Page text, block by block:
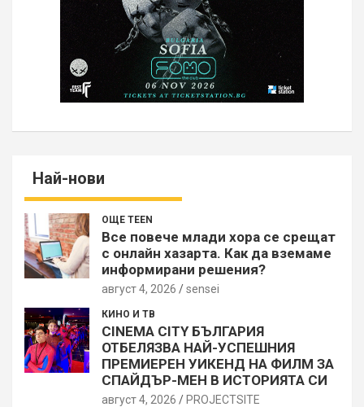
Най-нови
ОЩЕ TEEN
Все повече млади хора се срещат
с онлайн хазарта. Как да вземаме
информирани решения?
август 4, 2026 sensei
КИНО И ТВ
CINEMA CITY БЪЛГАРИЯ
ОТБЕЛЯЗВА НАЙ-УСПЕШНИЯ
ПРЕМИЕРЕН УИКЕНД НА ФИЛМ ЗА
СПАЙДЪР-МЕН В ИСТОРИЯТА СИ
август 4, 2026 PROJECTSITЕ